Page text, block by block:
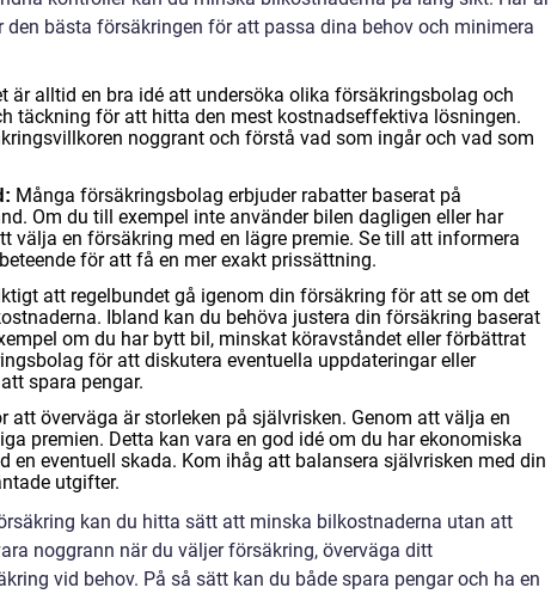
bästa försäkringen för att passa dina behov och minimera
är alltid en bra idé att undersöka olika försäkringsbolag och
täckning för att hitta den mest kostnadseffektiva lösningen.
noggrant och förstå vad som ingår och vad som
Många försäkringsbolag erbjuder rabatter baserat på
Om du till exempel inte använder bilen dagligen eller har
välja en försäkring med en lägre premie. Se till att informera
för att få en mer exakt prissättning.
att regelbundet gå igenom din försäkring för att se om det
Ibland kan du behöva justera din försäkring baserat
om du har bytt bil, minskat köravståndet eller förbättrat
för att diskutera eventuella uppdateringar eller
spara pengar.
att överväga är storleken på självrisken. Genom att välja en
premien. Detta kan vara en god idé om du har ekonomiska
en eventuell skada. Kom ihåg att balansera självrisken med din
utgifter.
kan du hitta sätt att minska bilkostnaderna utan att
noggrann när du väljer försäkring, överväga ditt
vid behov. På så sätt kan du både spara pengar och ha en